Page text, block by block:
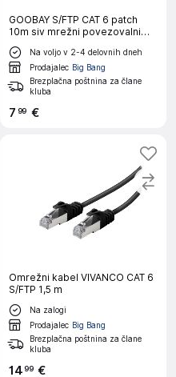
GOOBAY S/FTP CAT 6 patch
10m siv mrežni povezovalni
kabel
Na voljo v 2-4 delovnih dneh
Prodajalec Big Bang
Brezplačna poštnina za člane
kluba
7 99 €
Omrežni kabel VIVANCO CAT 6
S/FTP 1,5 m
Na zalogi
Prodajalec Big Bang
Brezplačna poštnina za člane
kluba
1499 €